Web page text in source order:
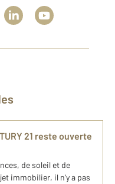
21 reste ouverte
de soleil et de
immobilier, il n'y a pas